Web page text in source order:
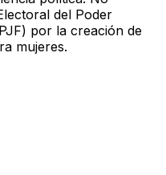
del Poder
por la creación de
mujeres.